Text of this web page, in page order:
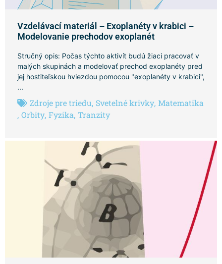
Vzdelávací materiál – Exoplanéty v krabici –
Modelovanie prechodov exoplanét
Stručný opis: Počas týchto aktivít budú žiaci pracovať v
malých skupinách a modelovať prechod exoplanéty pred
jej hostiteľskou hviezdou pomocou "exoplanéty v krabici",
...
Zdroje pre triedu, Svetelné krivky, Matematika
, Orbity, Fyzika, Tranzity